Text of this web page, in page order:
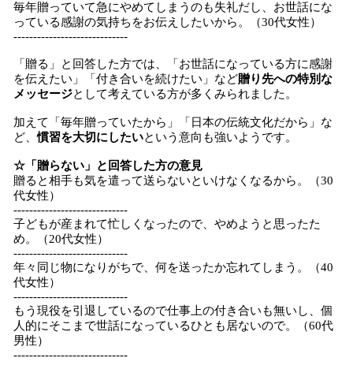
毎年贈っていて急にやめてしまうのも失礼だし、お世話にな
っている感謝の気持ちをお伝えしたいから。（30代女性）
-----------------------------
「贈る」と回答した方では、「お世話になっている方に感謝
を伝えたい」「付き合いを続けたい」など贈り先への特別な
メッセージとして考えている方が多くみられました。
加えて「毎年贈っていたから」「日本の伝統文化だから」な
ど、慣習を大切にしたいという意向も強いようです。
☆「贈らない」と回答した方の意見
贈ると相手も気を遣って送らないといけなくなるから。（30
代女性）
-----------------------------
子どもが産まれて忙しくなったので、やめようと思ったた
め。（20代女性）
-----------------------------
年々同じ物になりがちで、何を送ったか忘れてしまう。（40
代女性）
-----------------------------
もう現役を引退しているので仕事上の付き合いも無いし、個
人的にそこまで世話になっているひとも居ないので。（60代
男性）
-----------------------------